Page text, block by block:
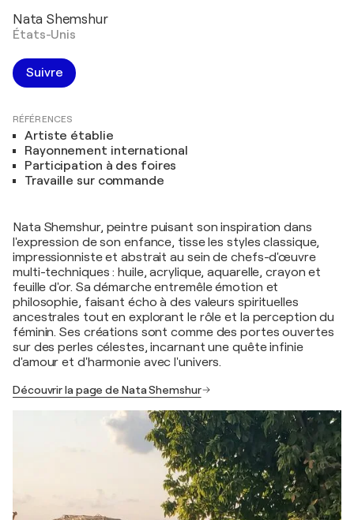
Nata Shemshur
États-Unis
Suivre
RÉFÉRENCES
Artiste établie
Rayonnement international
Participation à des foires
Travaille sur commande
Nata Shemshur, peintre puisant son inspiration dans
l'expression de son enfance, tisse les styles classique,
impressionniste et abstrait au sein de chefs-d'œuvre
multi-techniques : huile, acrylique, aquarelle, crayon et
feuille d'or. Sa démarche entremêle émotion et
philosophie, faisant écho à des valeurs spirituelles
ancestrales tout en explorant le rôle et la perception du
féminin. Ses créations sont comme des portes ouvertes
sur des perles célestes, incarnant une quête infinie
d'amour et d'harmonie avec l'univers.
Découvrir la page de Nata Shemshur